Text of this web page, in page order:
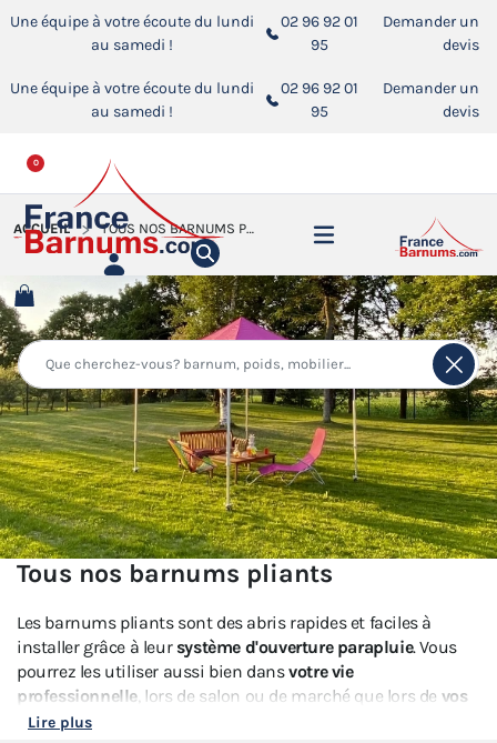
Une équipe à votre écoute du lundi
au samedi !
02 96 92 01
95
Demander un
devis
Une équipe à votre écoute du lundi
au samedi !
02 96 92 01
95
Demander un
devis
0
ACCUEIL TOUS NOS BARNUMS PLIANTS
Tous nos barnums pliants
Les barnums pliants sont des abris rapides et faciles à
installer grâce à leur système d'ouverture parapluie. Vous
pourrez les utiliser aussi bien dansvotre vie
professionnelle, lors de salon ou de marché que lors de vos
évènements familiaux
Lire plus